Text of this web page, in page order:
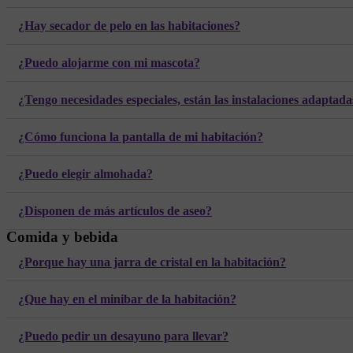
¿Hay secador de pelo en las habitaciones?
¿Puedo alojarme con mi mascota?
¿Tengo necesidades especiales, están las instalaciones
¿Cómo funciona la pantalla de mi habitación?
¿Puedo elegir almohada?
¿Disponen de más artículos de aseo?
Comida y bebida
¿Porque hay una jarra de cristal en la habitación?
¿Que hay en el minibar de la habitación?
¿Puedo pedir un desayuno para llevar?